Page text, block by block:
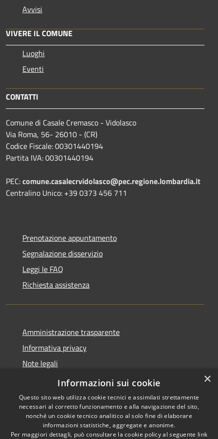
Avvisi
VIVERE IL COMUNE
Luoghi
Eventi
CONTATTI
Comune di Casale Cremasco - Vidolasco
Via Roma, 56- 26010 - (CR)
Codice Fiscale: 00301440194
Partita IVA: 00301440194
PEC:comune.casalecrvidolasco@pec.regione.lombardia.it
Centralino Unico: +39 0373 456 711
Prenotazione appuntamento
Segnalazione disservizio
Leggi le FAQ
Richiesta assistenza
Amministrazione trasparente
Informativa privacy
Note legali
Dichiarazione di accessibilità
Copyright © 2026 • Comune di
×
Informazioni sui cookie
Questo sito web utilizza cookie tecnici e assimilati strettamente
necessari al corretto funzionamento e alla navigazione del sito,
nonché un cookie tecnico analitico al solo fine di elaborare
informazioni statistiche, aggregate e anonime.
Per maggiori dettagli, può consultare la cookie policy al seguente link